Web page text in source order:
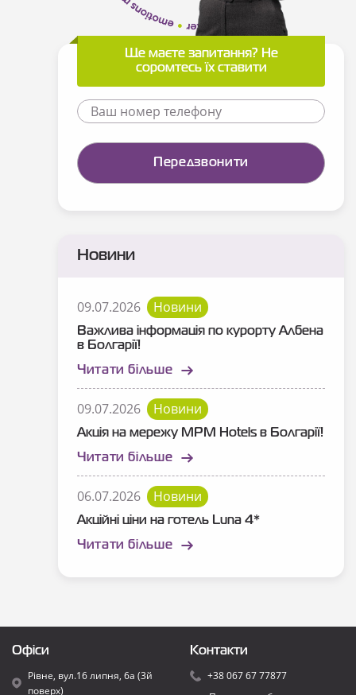
Ще маєте запитання? Не
соромтесь їх ставити
Новини
09.07.2026 Новини
Важлива інформація по курорту Албена
в Болгарії!
Читати більше
09.07.2026 Новини
Акція на мережу MPM Hotels в Болгарії!
Читати більше
06.07.2026 Новини
Акційні ціни на готель Luna 4*
Читати більше
Офіси
Рівне, вул.16 липня, 6а (3й
поверх)
Контакти
+38 067 67 77877